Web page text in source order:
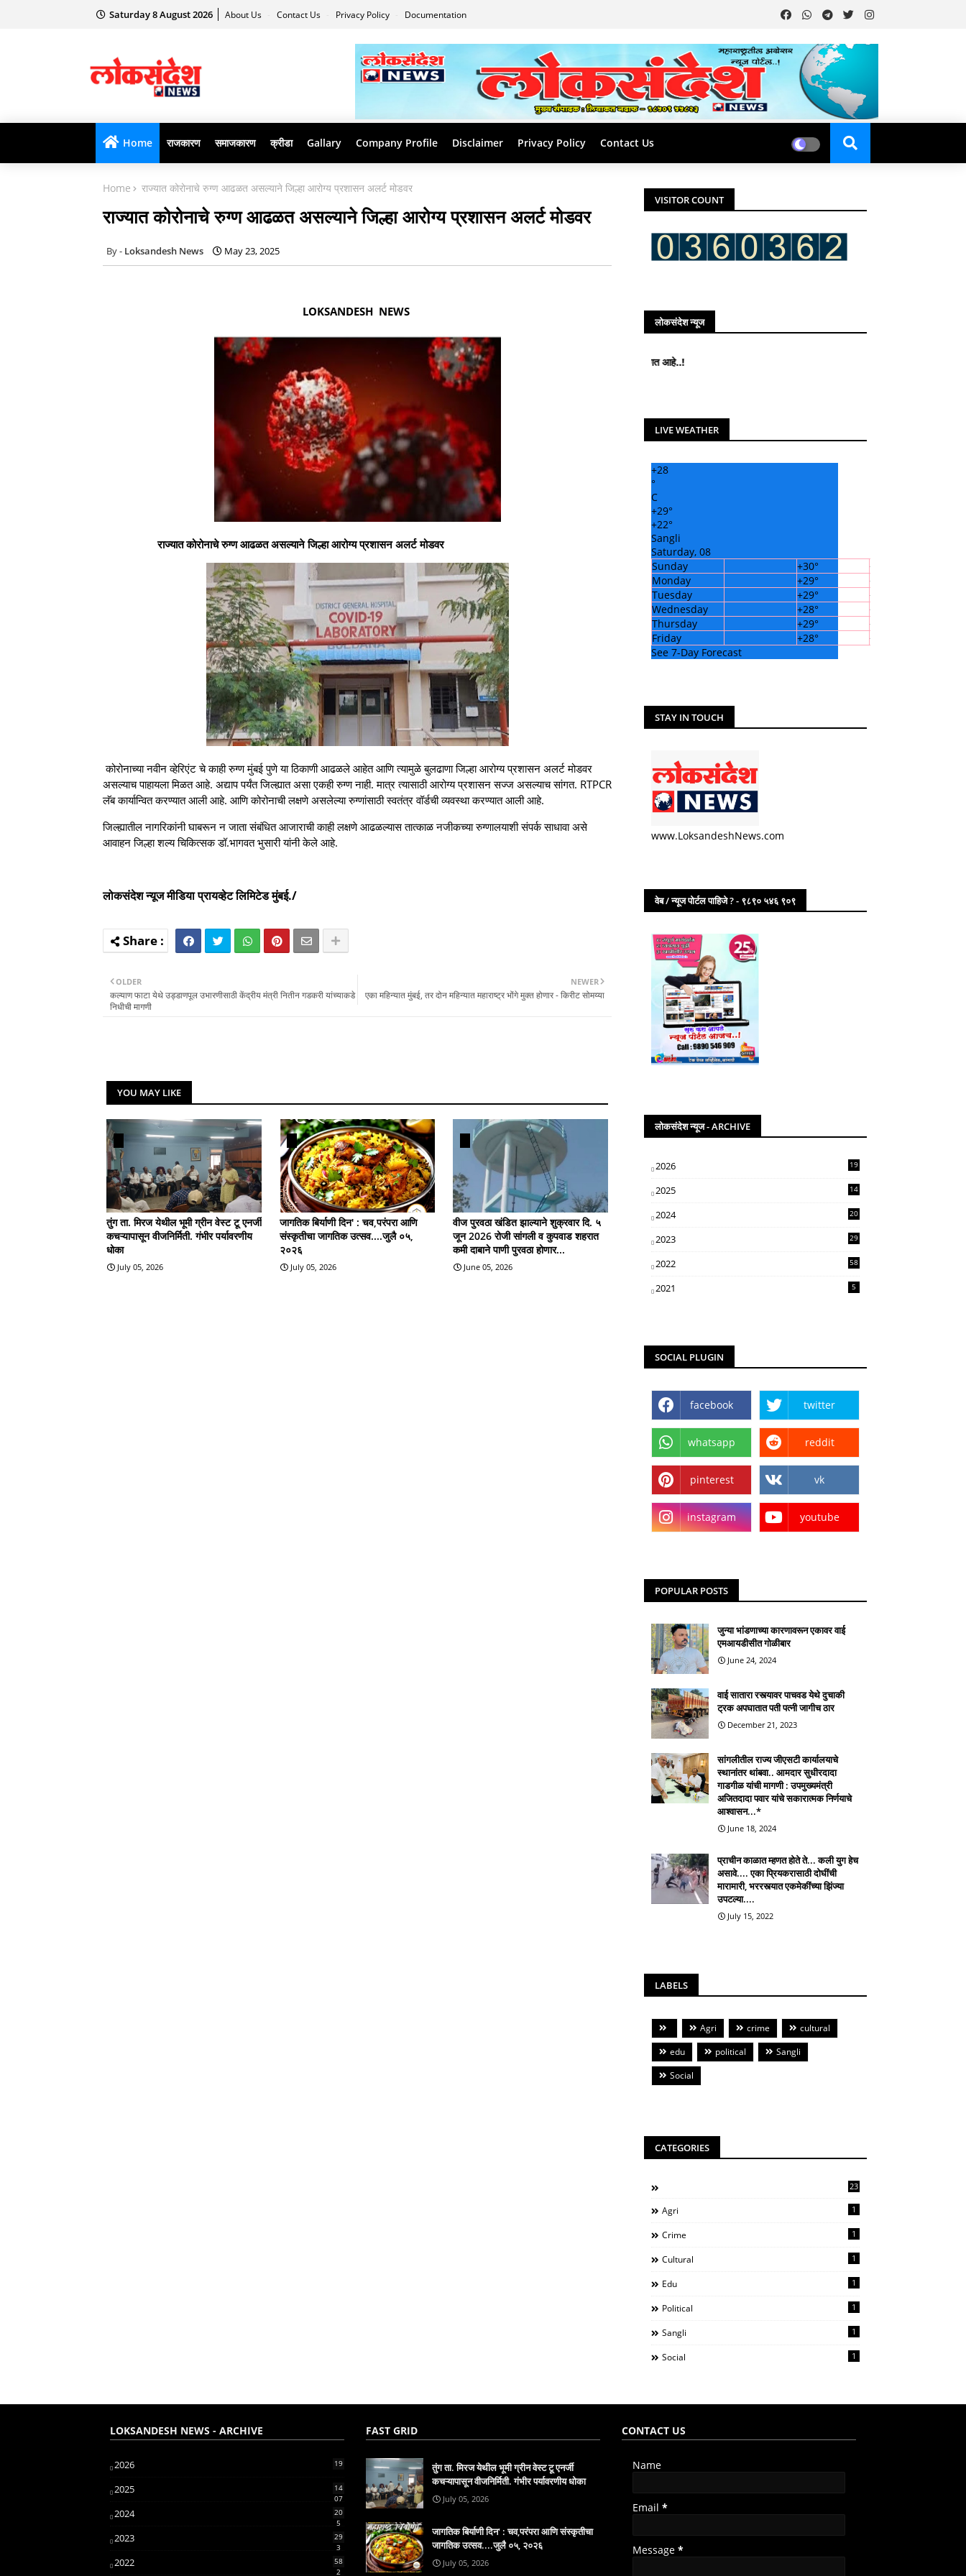
Saturday 8 August 2026 About Us Contact Us Privacy Policy Documentation
Home राजकारण समाजकारण क्रीडा Gallary Company Profile Disclaimer Privacy Policy Contact Us
Home राज्यात कोरोनाचे रुग्ण आढळत असल्याने जिल्हा आरोग्य प्रशासन अलर्ट मोडवर
राज्यात कोरोनाचे रुग्ण आढळत असल्याने जिल्हा आरोग्य प्रशासन अलर्ट मोडवर
Loksandesh News May 23, 2025
LOKSANDESH NEWS
राज्यात कोरोनाचे रुग्ण आढळत असल्याने जिल्हा आरोग्य प्रशासन अलर्ट मोडवर
कोरोनाच्या नवीन व्हेरिएंट चे काही रुग्ण मुंबई पुणे या ठिकाणी आढळले आहेत आणि त्यामुळे बुलढाणा जिल्हा आरोग्य प्रशासन अलर्ट मोडवर
असल्याच पाहायला मिळत आहे. अद्याप पर्यंत जिल्ह्यात असा एकही रुग्ण नाही. मात्र त्यासाठी आरोग्य प्रशासन सज्ज असल्याच सांगत. RTPCR
लॅब कार्यान्वित करण्यात आली आहे. आणि कोरोनाची लक्षणे असलेल्या रुग्णांसाठी स्वतंत्र वॉर्डची व्यवस्था करण्यात आली आहे.
जिल्ह्यातील नागरिकांनी घाबरून न जाता संबंधित आजाराची काही लक्षणे आढळल्यास तात्काळ नजीकच्या रुग्णालयाशी संपर्क साधावा असे
आवाहन जिल्हा शल्य चिकित्सक डॉ.भागवत भुसारी यांनी केले आहे.
लोकसंदेशन्यूज मीडियाप्रायव्हेटलिमिटेड मुंबई./
NEWER
एका महिन्यात मुंबई, तर दोन महिन्यात महाराष्ट्र भोंगे मुक्त होणार - किरीट सोमय्या
OLDER
कल्याण फाटा येथे उड्डाणपूल उभारणीसाठी केंद्रीय मंत्री नितीन गडकरी यांच्याकडे
निधीची मागणी
YOU MAY LIKE
तुंग ता. मिरज येथील भूमी ग्रीन वेस्ट टू एनर्जी
कचऱ्यापासून वीजनिर्मिती. गंभीर पर्यावरणीय
धोका
July 05, 2026
जागतिक बिर्याणी दिन' : चव,परंपरा आणि
संस्कृतीचा जागतिक उत्सव....जुलै ०५,
२०२६
July 05, 2026
वीज पुरवठा खंडित झाल्याने शुक्रवार दि. ५
जून 2026 रोजी सांगली व कुपवाड शहरात
कमी दाबाने पाणी पुरवठा होणार...
June 05, 2026
VISITOR COUNT
लोकसंदेश न्यूज
LIVE WEATHER
+28
°
C
+29°
+22°
Sangli
Saturday, 08
Sunday
+30° +
Monday
+29° +
Tuesday
+29° +
Wednesday
+28° +
Thursday
+29° +
Friday
+28° +
See 7-Day Forecast
STAY IN TOUCH
www.LoksandeshNews.com
वेब / न्यूज पोर्टल पाहिजे ? - ९८९० ५४६ ९०९
लोकसंदेश न्यूज - ARCHIVE
2026 19
2025
14
2024
20
2023
29
2022
58
2021 5
SOCIAL PLUGIN
facebook twitter
whatsapp reddit
pinterest vk
instagram youtube
POPULAR POSTS
जुन्या भांडणाच्या कारणावरून एकावर वाई
एमआयडीसीत गोळीबार
June 24, 2024
वाई सातारा रस्त्यावर पाचवड येथे दुचाकी
ट्रक अपघातात पती पत्नी जागीच ठार
December 21, 2023
सांगलीतील राज्य जीएसटी कार्यालयाचे
स्थानांतर थांबवा.. आमदार सुधीरदादा
गाडगीळ यांची मागणी : उपमुख्यमंत्री
अजितदादा पवार यांचे सकारात्मक निर्णयाचे
आश्वासन...*
June 18, 2024
प्राचीन काळात म्हणत होते ते... कली युग हेच
असावे.... एका प्रियकरासाठी दोघींची
मारामारी, भररस्त्यात एकमेकींच्या झिंज्या
उपटल्या....
July 15, 2022
LABELS
Agri crime
cultural
edu
political
Sangli
Social
CATEGORIES
23
Agri 1
Crime 1
Cultural 1
Edu 1
Political 1
Sangli 1
Social 1
LOKSANDESH NEWS - ARCHIVE
2026 19
2025
14
07
2024
20
5
2023
29
3
2022
58
2
FAST GRID
तुंग ता. मिरज येथील भूमी ग्रीन वेस्ट टू एनर्जी
कचऱ्यापासून वीजनिर्मिती. गंभीर पर्यावरणीय धोका
July 05, 2026
जागतिक बिर्याणी दिन' : चव,परंपरा आणि संस्कृतीचा
जागतिक उत्सव....जुलै ०५, २०२६
July 05, 2026
CONTACT US
Name
Email *
Message *